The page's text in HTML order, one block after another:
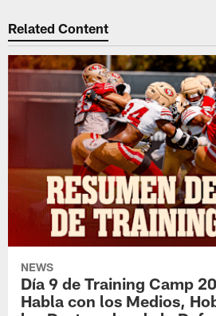
Related Content
NEWS
Día 9 de Training Camp
Habla con los Medios,